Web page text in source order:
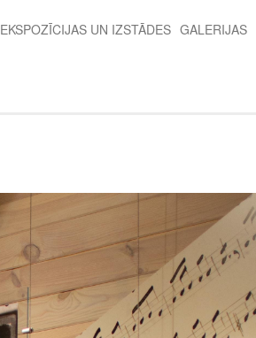
EKSPOZĪCIJAS UN IZSTĀDES GALERIJAS